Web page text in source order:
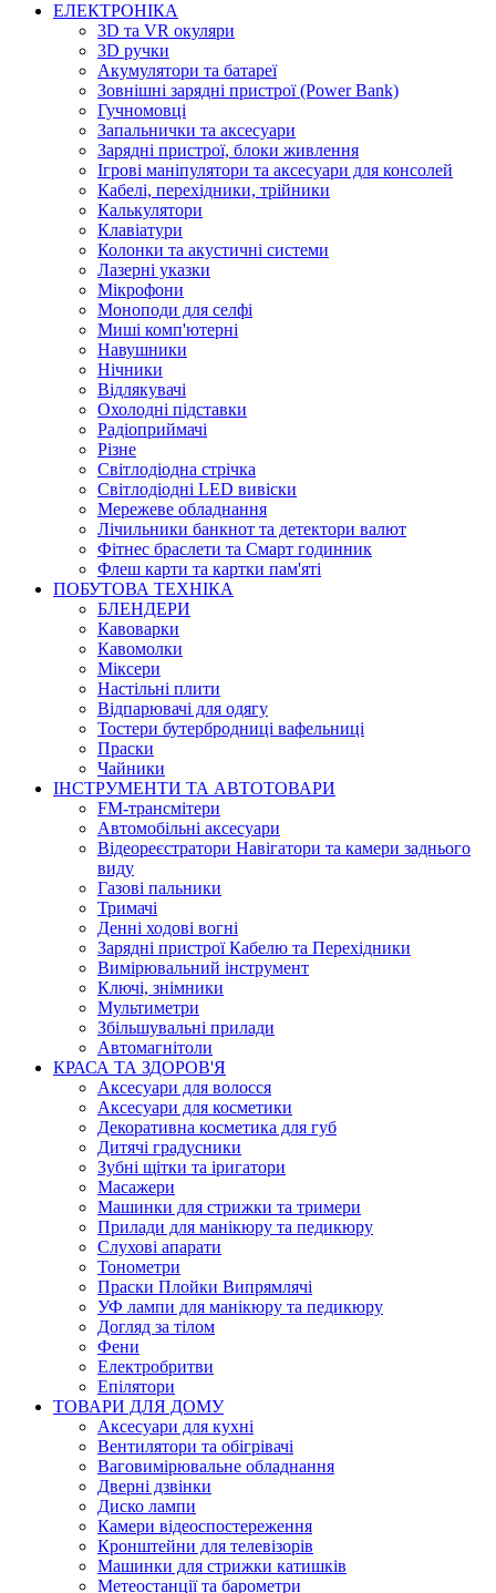
ЕЛЕКТРОНІКА
3D та VR окуляри
3D ручки
Акумулятори та батареї
Зовнішні зарядні пристрої (Power Bank)
Гучномовці
Запальнички та аксесуари
Зарядні пристрої, блоки живлення
Ігрові маніпулятори та аксесуари для консолей
Кабелі, перехідники, трійники
Калькулятори
Клавіатури
Колонки та акустичні системи
Лазерні указки
Мікрофони
Моноподи для селфі
Миші комп'ютерні
Навушники
Нічники
Відлякувачі
Охолодні підставки
Радіоприймачі
Різне
Світлодіодна стрічка
Світлодіодні LED вивіски
Мережеве обладнання
Лічильники банкнот та детектори валют
Фітнес браслети та Смарт годинник
Флеш карти та картки пам'яті
ПОБУТОВА ТЕХНІКА
БЛЕНДЕРИ
Кавоварки
Кавомолки
Міксери
Настільні плити
Відпарювачі для одягу
Тостери бутербродниці вафельниці
Праски
Чайники
ІНСТРУМЕНТИ ТА АВТОТОВАРИ
FM-трансмітери
Автомобільні аксесуари
Відеореєстратори Навігатори та камери заднього
виду
Газові пальники
Тримачі
Денні ходові вогні
Зарядні пристрої Кабелю та Перехідники
Вимірювальний інструмент
Ключі, знімники
Мультиметри
Збільшувальні прилади
Автомагнітоли
КРАСА ТА ЗДОРОВ'Я
Аксесуари для волосся
Аксесуари для косметики
Декоративна косметика для губ
Дитячі градусники
Зубні щітки та іригатори
Масажери
Машинки для стрижки та тримери
Прилади для манікюру та педикюру
Слухові апарати
Тонометри
Праски Плойки Випрямлячі
УФ лампи для манікюру та педикюру
Догляд за тілом
Фени
Електробритви
Епілятори
ТОВАРИ ДЛЯ ДОМУ
Аксесуари для кухні
Вентилятори та обігрівачі
Ваговимірювальне обладнання
Дверні дзвінки
Диско лампи
Камери відеоспостереження
Кронштейни для телевізорів
Машинки для стрижки катишків
Метеостанції та барометри